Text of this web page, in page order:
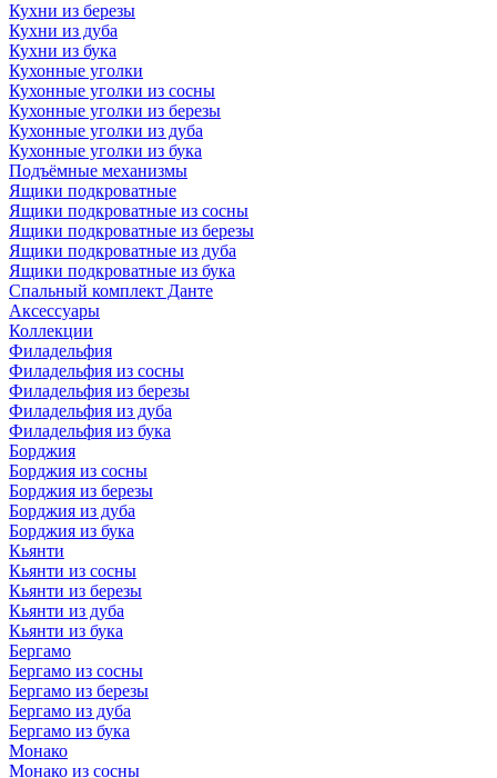
Кухни из березы
Кухни из дуба
Кухни из бука
Кухонные уголки
Кухонные уголки из сосны
Кухонные уголки из березы
Кухонные уголки из дуба
Кухонные уголки из бука
Подъёмные механизмы
Ящики подкроватные
Ящики подкроватные из сосны
Ящики подкроватные из березы
Ящики подкроватные из дуба
Ящики подкроватные из бука
Спальный комплект Данте
Аксессуары
Коллекции
Филадельфия
Филадельфия из сосны
Филадельфия из березы
Филадельфия из дуба
Филадельфия из бука
Борджия
Борджия из сосны
Борджия из березы
Борджия из дуба
Борджия из бука
Кьянти
Кьянти из сосны
Кьянти из березы
Кьянти из дуба
Кьянти из бука
Бергамо
Бергамо из сосны
Бергамо из березы
Бергамо из дуба
Бергамо из бука
Монако
Монако из сосны